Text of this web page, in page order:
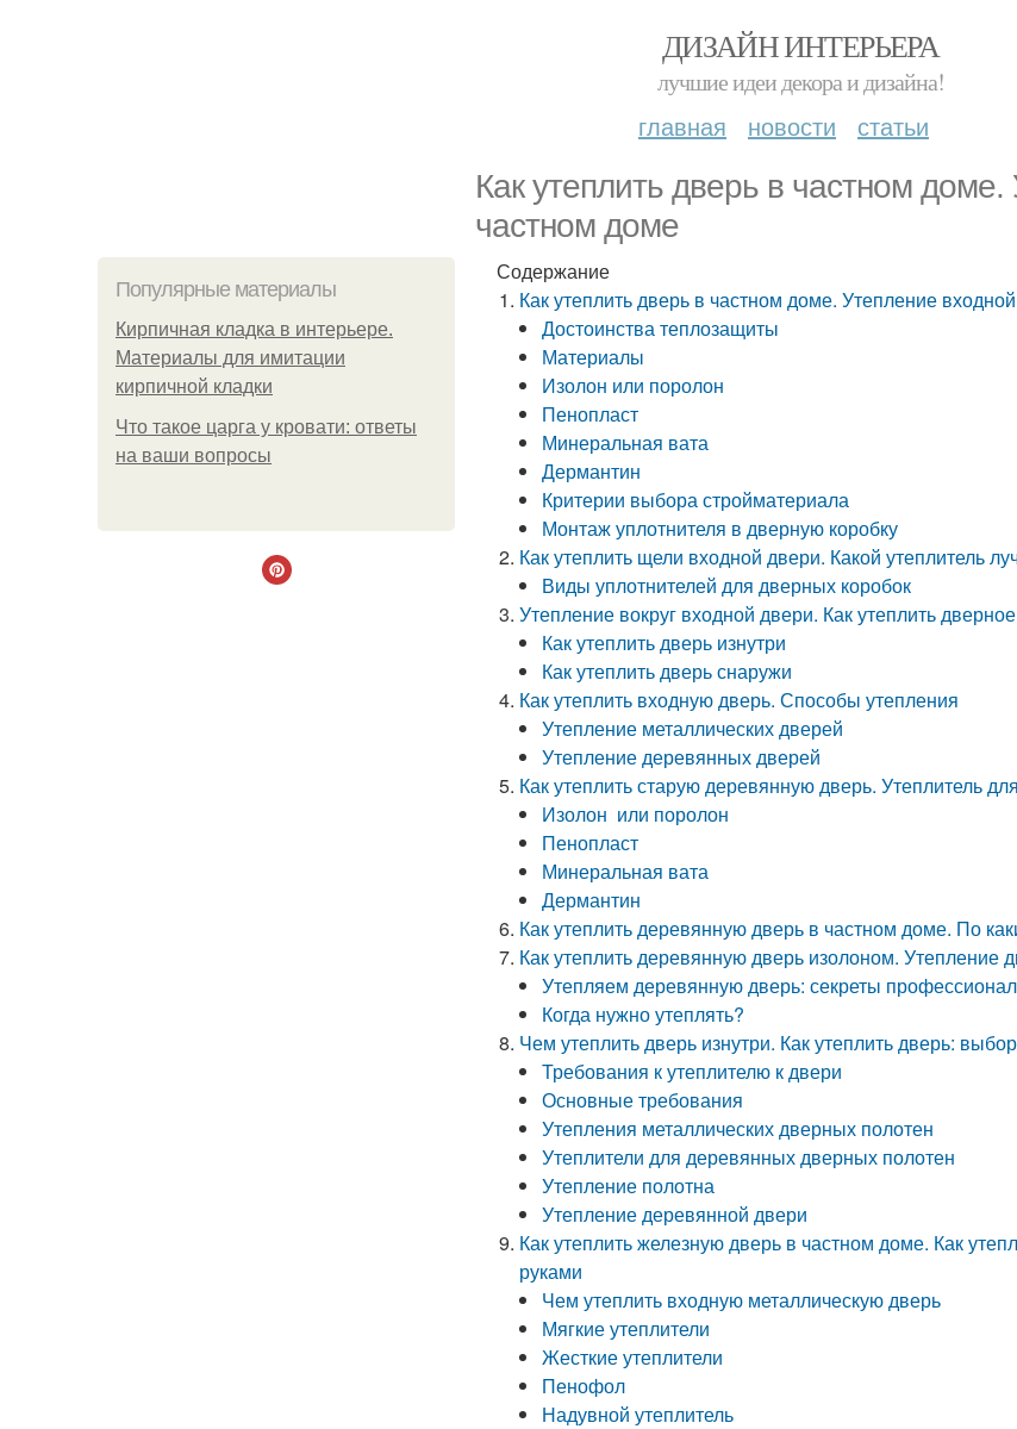
ДИЗАЙН ИНТЕРЬЕРА
лучшие идеи декора и дизайна!
главная новости статьи
Как утеплить дверь в частном
частном доме
Популярные материалы
Кирпичная кладка в интерьере.
Материалы для имитации
кирпичной кладки
Что такое царга у кровати: ответы
на ваши вопросы
Содержание
Как утеплить дверь в частном доме. Утепление
Достоинства теплозащиты
Материалы
Изолон или поролон
Пенопласт
Минеральная вата
Дермантин
Критерии выбора стройматериала
Монтаж уплотнителя в дверную коробку
Как утеплить щели входной двери. Какой утеплитель
Виды уплотнителей для дверных коробок
Утепление вокруг входной двери. Как утеплить
Как утеплить дверь изнутри
Как утеплить дверь снаружи
Как утеплить входную дверь. Способы утепления
Утепление металлических дверей
Утепление деревянных дверей
Как утеплить старую деревянную дверь. Утеплитель
Изолон или поролон
Пенопласт
Минеральная вата
Дермантин
Как утеплить деревянную дверь в частном доме. По
Как утеплить деревянную дверь изолоном. Утепление
Утепляем деревянную дверь: секреты
Когда нужно утеплять?
Чем утеплить дверь изнутри. Как утеплить дверь:
Требования к утеплителю к двери
Основные требования
Утепления металлических дверных полотен
Утеплители для деревянных дверных полотен
Утепление полотна
Утепление деревянной двери
Как утеплить железную дверь в частном доме. Как
руками
Чем утеплить входную металлическую дверь
Мягкие утеплители
Жесткие утеплители
Пенофол
Надувной утеплитель